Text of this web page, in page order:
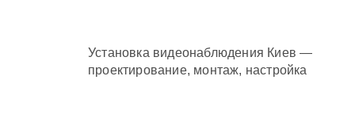
Установка видеонаблюдения Киев —
проектирование, монтаж, настройка